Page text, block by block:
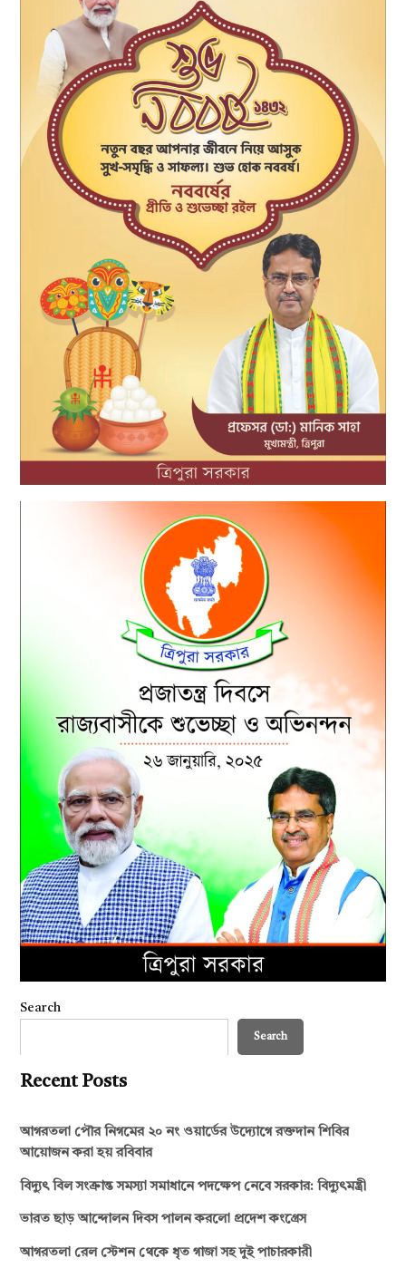
Search
Search
Recent Posts
আগরতলা পৌর নিগমের ২০ নং ওয়ার্ডের উদ্যোগে রক্তদান শিবির
আয়োজন করা হয় রবিবার
বিদ্যুৎ বিল সংক্রান্ত সমস্যা সমাধানে পদক্ষেপ নেবে সরকার: বিদ্যুৎমন্ত্রী
ভারত ছাড় আন্দোলন দিবস পালন করলো প্রদেশ কংগ্রেস
আগরতলা রেল স্টেশন থেকে ধৃত গাজা সহ দুই পাচারকারী